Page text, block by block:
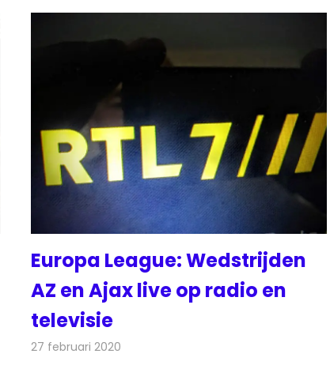
Europa League: Wedstrijden
AZ en Ajax live op radio en
televisie
27 februari 2020